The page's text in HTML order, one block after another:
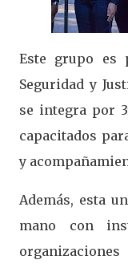
Este grupo es
Seguridad y
se integra por
capacitados
y
Además, esta
mano con